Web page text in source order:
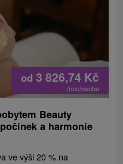
od 3 826,74 Kč
/noc/osoba
Beauty
a harmonie
ve výši 20 % na